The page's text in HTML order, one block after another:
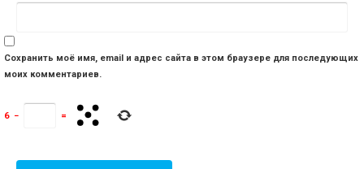
Сохранить моё имя, email и адрес сайта в этом браузере для последующих
моих комментариев.
6 − =